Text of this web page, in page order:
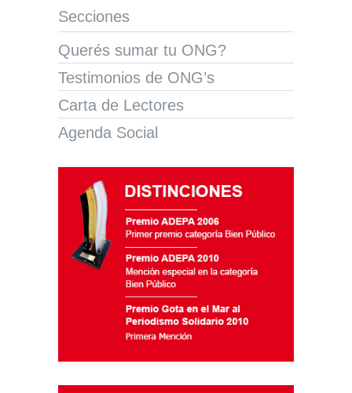
Secciones
Querés sumar tu ONG?
Testimonios de ONG’s
Carta de Lectores
Agenda Social